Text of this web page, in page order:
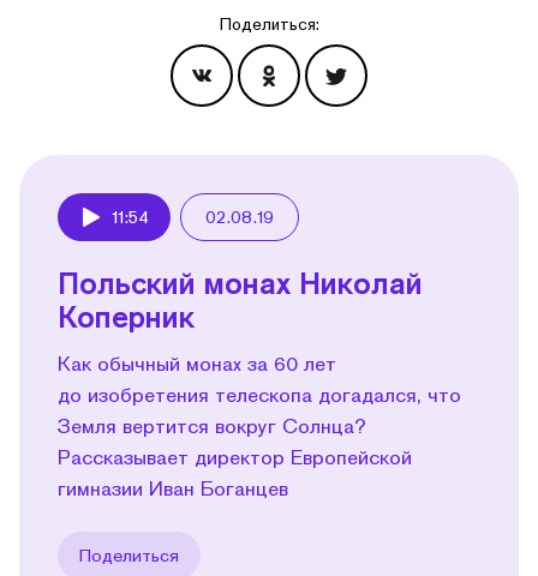
Поделиться:
11:54 02.08.19
Польский монах Николай
Коперник
Как обычный монах за 60 лет
до изобретения телескопа догадался, что
Земля вертится вокруг Солнца?
Рассказывает директор Европейской
гимназии Иван Боганцев
Поделиться